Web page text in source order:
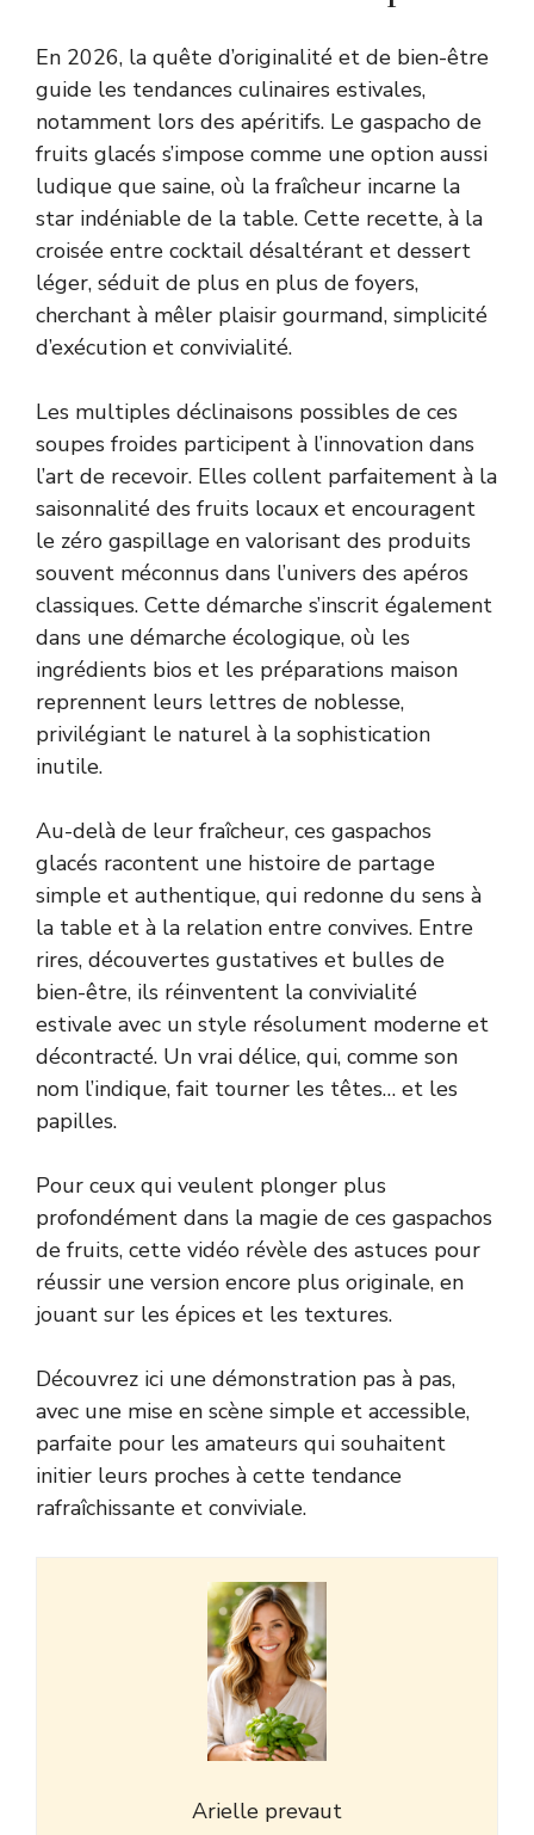
En 2026, la quête d’originalité et de bien-être
guide les tendances culinaires estivales,
notamment lors des apéritifs. Le gaspacho de
fruits glacés s’impose comme une option aussi
ludique que saine, où la fraîcheur incarne la
star indéniable de la table. Cette recette, à la
croisée entre cocktail désaltérant et dessert
léger, séduit de plus en plus de foyers,
cherchant à mêler plaisir gourmand, simplicité
d’exécution et convivialité.
Les multiples déclinaisons possibles de ces
soupes froides participent à l’innovation dans
l’art de recevoir. Elles collent parfaitement à la
saisonnalité des fruits locaux et encouragent
le zéro gaspillage en valorisant des produits
souvent méconnus dans l’univers des apéros
classiques. Cette démarche s’inscrit également
dans une démarche écologique, où les
ingrédients bios et les préparations maison
reprennent leurs lettres de noblesse,
privilégiant le naturel à la sophistication
inutile.
Au-delà de leur fraîcheur, ces gaspachos
glacés racontent une histoire de partage
simple et authentique, qui redonne du sens à
la table et à la relation entre convives. Entre
rires, découvertes gustatives et bulles de
bien-être, ils réinventent la convivialité
estivale avec un style résolument moderne et
décontracté. Un vrai délice, qui, comme son
nom l’indique, fait tourner les têtes… et les
papilles.
Pour ceux qui veulent plonger plus
profondément dans la magie de ces gaspachos
de fruits, cette vidéo révèle des astuces pour
réussir une version encore plus originale, en
jouant sur les épices et les textures.
Découvrez ici une démonstration pas à pas,
avec une mise en scène simple et accessible,
parfaite pour les amateurs qui souhaitent
initier leurs proches à cette tendance
rafraîchissante et conviviale.
Arielle prevaut